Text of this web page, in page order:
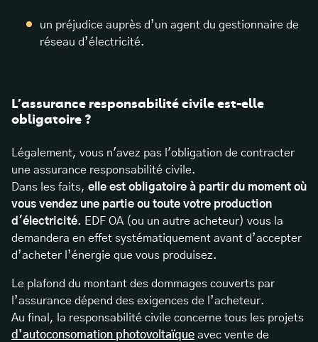
un préjudice auprès d’un agent du gestionnaire de
réseau d’électricité.
L’assurance responsabilité civile est-elle
obligatoire ?
Légalement, vous n'avez pas l'obligation de contracter
une assurance responsabilité civile.
Dans les faits, elle est obligatoire à partir du moment où
vous vendez une partie ou toute votre production
d'électricité. EDF OA (ou un autre acheteur) vous la
demandera en effet systématiquement avant d’accepter
d’acheter l’énergie que vous produisez.
Le plafond du montant des dommages couverts par
l’assurance dépend des exigences de l’acheteur.
Au final, la responsabilité civile concerne tous les projets
d’autoconsomation photovoltaïque avec vente de